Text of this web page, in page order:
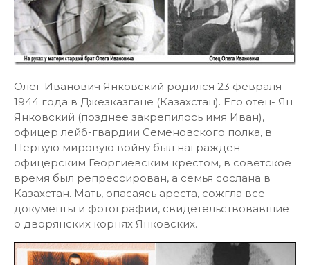
Олег Иванович Янковский родился 23 февраля
1944 года в Джезказгане (Казахстан). Его отец- Ян
Янковский (позднее закрепилось имя Иван),
офицер лейб-гвардии Семеновского полка, в
Первую мировую войну был награждён
офицерским Георгиевским крестом, в советское
время был репрессирован, а семья сослана в
Казахстан. Мать, опасаясь ареста, сожгла все
документы и фотографии, свидетельствовавшие
о дворянских корнях Янковских.